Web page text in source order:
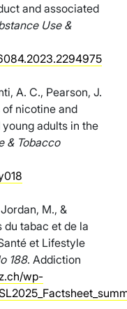
and associated
Use &
A. C., Pearson, J.
of nicotine and
adults in the
& Tobacco
M., &
du tabac et de la
et Lifestyle
188. Addiction
wp-